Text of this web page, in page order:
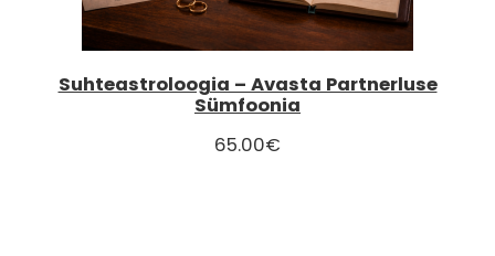
Suhteastroloogia – Avasta Partnerluse
Sümfoonia
65.00€